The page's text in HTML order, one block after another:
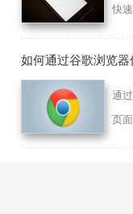
快
如何通过谷歌浏览
通
页